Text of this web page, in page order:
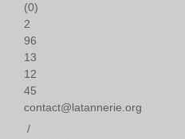
(0)
2
96
13
12
45
contact@latannerie.org
/